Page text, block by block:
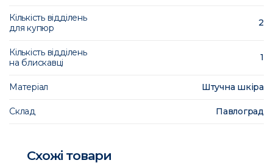
Кількість відділень
для купюр
2
Кількість відділень
на блискавці
1
Матеріал Штучна шкіра
Склад Павлоград
Схожі товари